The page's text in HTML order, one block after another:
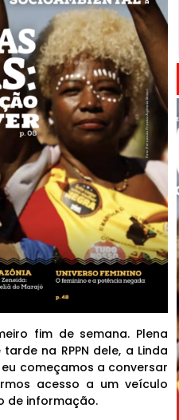
fim de semana. Plena
na RPPN dele, a Linda
começamos a conversar
acesso a um veículo
de informação.